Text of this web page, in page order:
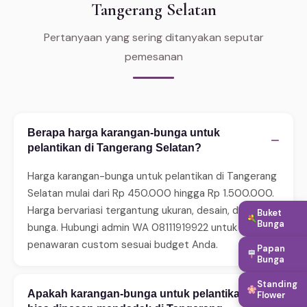
Tangerang Selatan
Pertanyaan yang sering ditanyakan seputar
pemesanan
Berapa harga karangan-bunga untuk
pelantikan di Tangerang Selatan?
−
Harga karangan-bunga untuk pelantikan di Tangerang
Selatan mulai dari Rp 450.000 hingga Rp 1.500.000.
Harga bervariasi tergantung ukuran, desain, dan jenis
bunga. Hubungi admin WA 08111919922 untuk
penawaran custom sesuai budget Anda.
Apakah karangan-bunga untuk pelantikan
Buket
Bunga
Papan
Bunga
Standing
Flower